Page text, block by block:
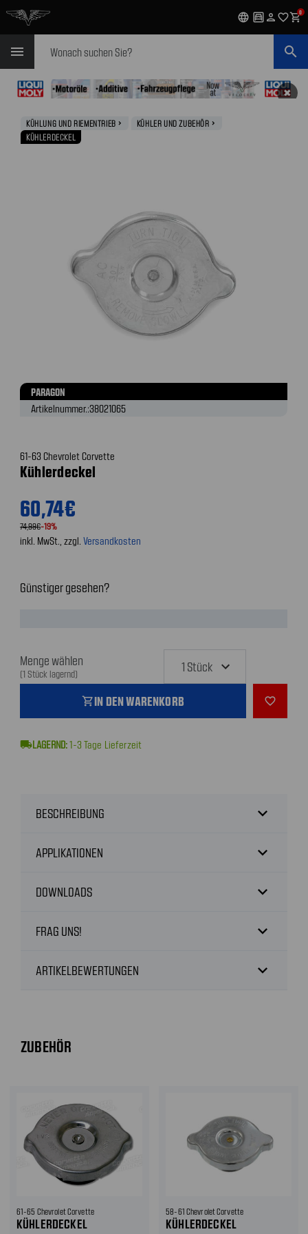
language garage person favorite_outlineshopping_cart0
menu search
✖
KÜHLUNG UND RIEMENTRIEB navigate_next KÜHLER UND ZUBEHÖR navigate_next
KÜHLERDECKEL
PARAGON
Artikelnummer.:38021065
61-63 Chevrolet Corvette
Kühlerdeckel
60,74€
74,99€-19%
inkl. MwSt., zzgl. Versandkosten
Günstiger gesehen?
Menge wählen
(1 Stück lagernd)
shopping_cartIN DEN WARENKORB favorite_outline
local_shipping 1-3 Tage Lieferzeit
BESCHREIBUNG expand_more
APPLIKATIONEN expand_more
DOWNLOADS expand_more
FRAG UNS! expand_more
ARTIKELBEWERTUNGEN expand_more
ZUBEHÖR
61-65 Chevrolet Corvette
KÜHLERDECKEL
58-61 Chevrolet Corvette
KÜHLERDECKEL